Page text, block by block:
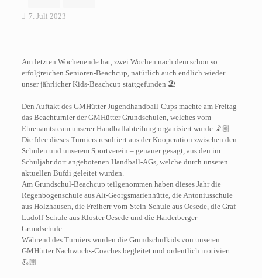
7. Juli 2023
Am letzten Wochenende hat, zwei Wochen nach dem schon so
erfolgreichen Senioren-Beachcup, natürlich auch endlich wieder
unser jährlicher Kids-Beachcup stattgefunden 🏖
Den Auftakt des GMHütter Jugendhandball-Cups machte am Freitag
das Beachturnier der GMHütter Grundschulen, welches vom
Ehrenamtsteam unserer Handballabteilung organisiert wurde 🤾🏼
Die Idee dieses Turniers resultiert aus der Kooperation zwischen den
Schulen und unserem Sportverein – genauer gesagt, aus den im
Schuljahr dort angebotenen Handball-AGs, welche durch unseren
aktuellen Bufdi geleitet wurden.
Am Grundschul-Beachcup teilgenommen haben dieses Jahr die
Regenbogenschule aus Alt-Georgsmarienhütte, die Antoniusschule
aus Holzhausen, die Freiherr-vom-Stein-Schule aus Oesede, die Graf-
Ludolf-Schule aus Kloster Oesede und die Harderberger
Grundschule.
Während des Turniers wurden die Grundschulkids von unseren
GMHütter Nachwuchs-Coaches begleitet und ordentlich motiviert
💪🏼